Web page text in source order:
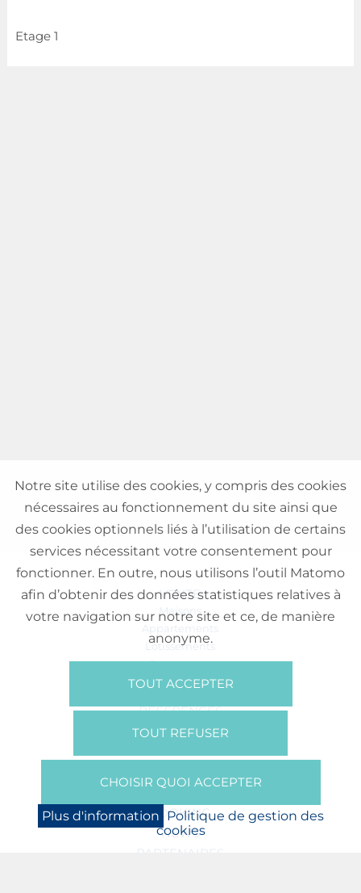
Etage 1
VENTE
Maisons
Appartements
Lotissements
Commerces
Bureaux
RÉFÉRENCES
SUR NOUS
Presse
BOOKING
NEWS
PARTENAIRES
Notre site utilise des cookies, y compris des cookies
nécessaires au fonctionnement du site ainsi que
des cookies optionnels liés à l’utilisation de certains
services nécessitant votre consentement pour
fonctionner. En outre, nous utilisons l’outil Matomo
afin d’obtenir des données statistiques relatives à
votre navigation sur notre site et ce, de manière
anonyme.
TOUT ACCEPTER
TOUT REFUSER
CHOISIR QUOI ACCEPTER
Plus d'information Politique de gestion des
cookies